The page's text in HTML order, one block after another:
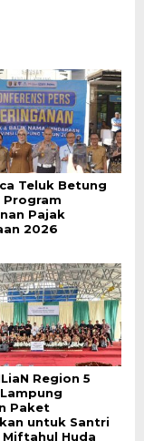
Teluk Betung
Program
Pajak
2026
Region 5
Paket
untuk Santri
Miftahul Huda